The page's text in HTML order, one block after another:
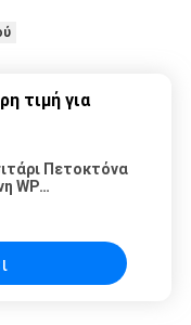
τιμή για
Πετοκτόνα
WP